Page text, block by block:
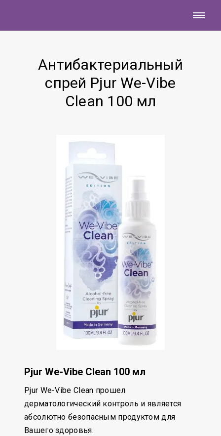
Антибактериальный
спрей Pjur We-Vibe
Clean 100 мл
Pjur We-Vibe Clean 100 мл
Pjur We-Vibe Clean прошел
дерматологический контроль и является
абсолютно безопасным продуктом для
Вашего здоровья.